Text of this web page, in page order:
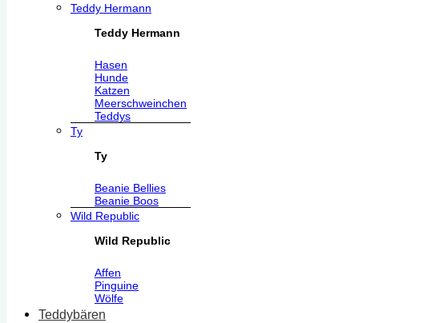
Teddy Hermann
Teddy Hermann
Hasen
Hunde
Katzen
Meerschweinchen
Teddys
Ty
Ty
Beanie Bellies
Beanie Boos
Wild Republic
Wild Republic
Affen
Pinguine
Wölfe
Teddybären